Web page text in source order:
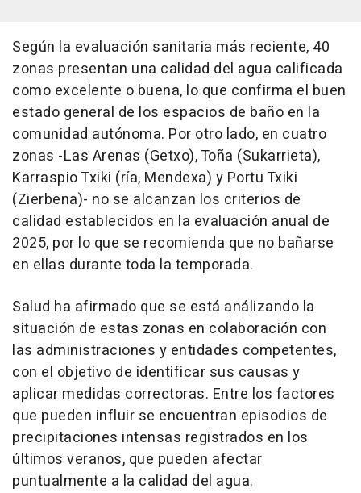
Según la evaluación sanitaria más reciente, 40
zonas presentan una calidad del agua calificada
como excelente o buena, lo que confirma el buen
estado general de los espacios de baño en la
comunidad autónoma. Por otro lado, en cuatro
zonas -Las Arenas (Getxo), Toña (Sukarrieta),
Karraspio Txiki (ría, Mendexa) y Portu Txiki
(Zierbena)- no se alcanzan los criterios de
calidad establecidos en la evaluación anual de
2025, por lo que se recomienda que no bañarse
en ellas durante toda la temporada.
Salud ha afirmado que se está análizando la
situación de estas zonas en colaboración con
las administraciones y entidades competentes,
con el objetivo de identificar sus causas y
aplicar medidas correctoras. Entre los factores
que pueden influir se encuentran episodios de
precipitaciones intensas registrados en los
últimos veranos, que pueden afectar
puntualmente a la calidad del agua.